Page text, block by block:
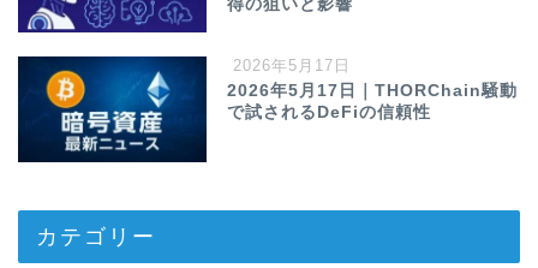
得の狙いと影響
2026年5月17日
2026年5月17日｜THORChain騒動
で試されるDeFiの信頼性
カテゴリー